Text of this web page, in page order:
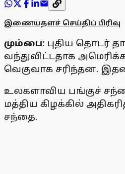
இணையதளச் செய்திப் பிரிவு
மும்பை: புதிய தொடர்
வந்துவிட்டதாக
வெகுவாக சரிந்தன.
உலகளாவிய பங்குச்
மத்திய கிழக்கில்
சந்தை.